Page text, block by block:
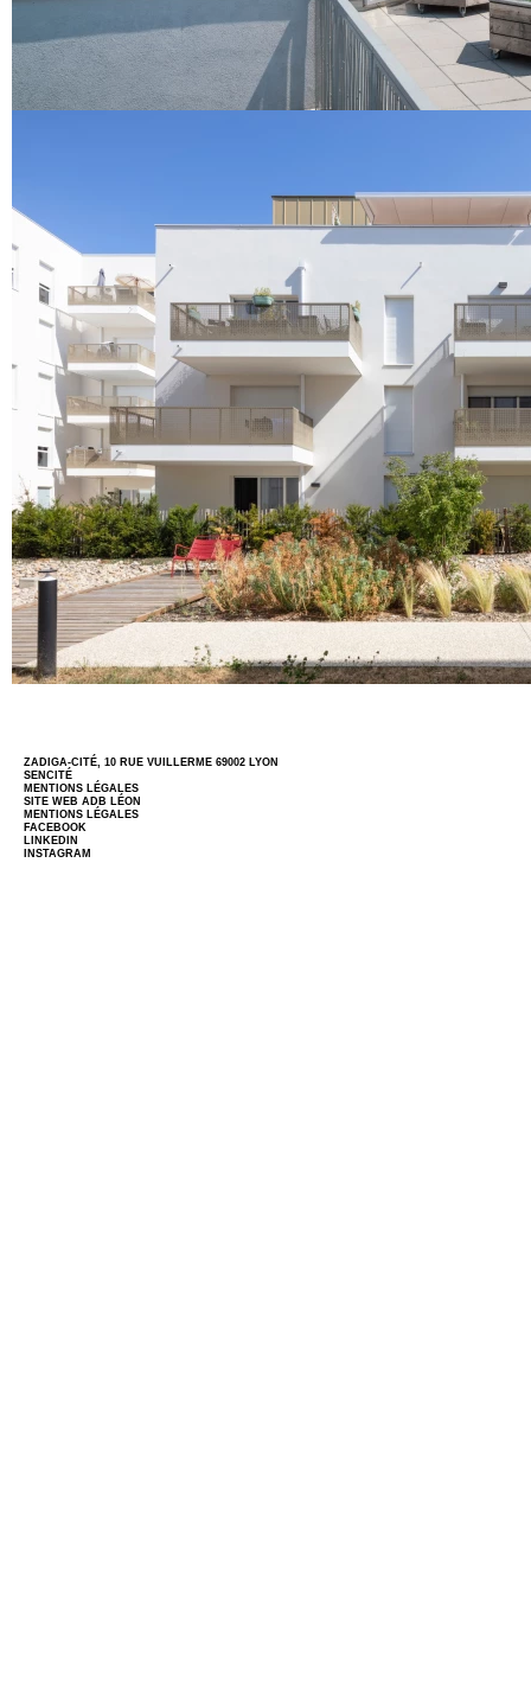
ZADIGA-CITÉ, 10 RUE VUILLERME 69002 LYON
SENCITÉ
MENTIONS LÉGALES
SITE WEBADB LÉON
MENTIONS LÉGALES
FACEBOOK
LINKEDIN
INSTAGRAM